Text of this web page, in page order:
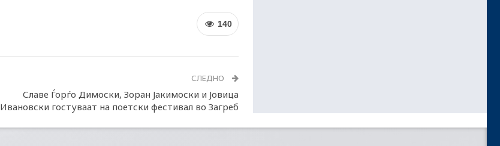
140
СЛЕДНО
Славе Ѓорѓо Димоски, Зоран Јакимоски и Јовица
Ивановски гостуваат на поетски фестивал во Загреб